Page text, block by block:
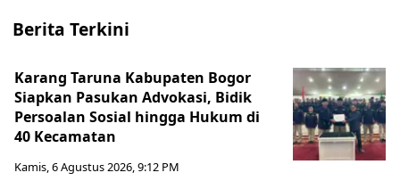
Berita Terkini
Karang Taruna Kabupaten Bogor
Siapkan Pasukan Advokasi, Bidik
Persoalan Sosial hingga Hukum di
40 Kecamatan
Kamis, 6 Agustus 2026, 9:12 PM